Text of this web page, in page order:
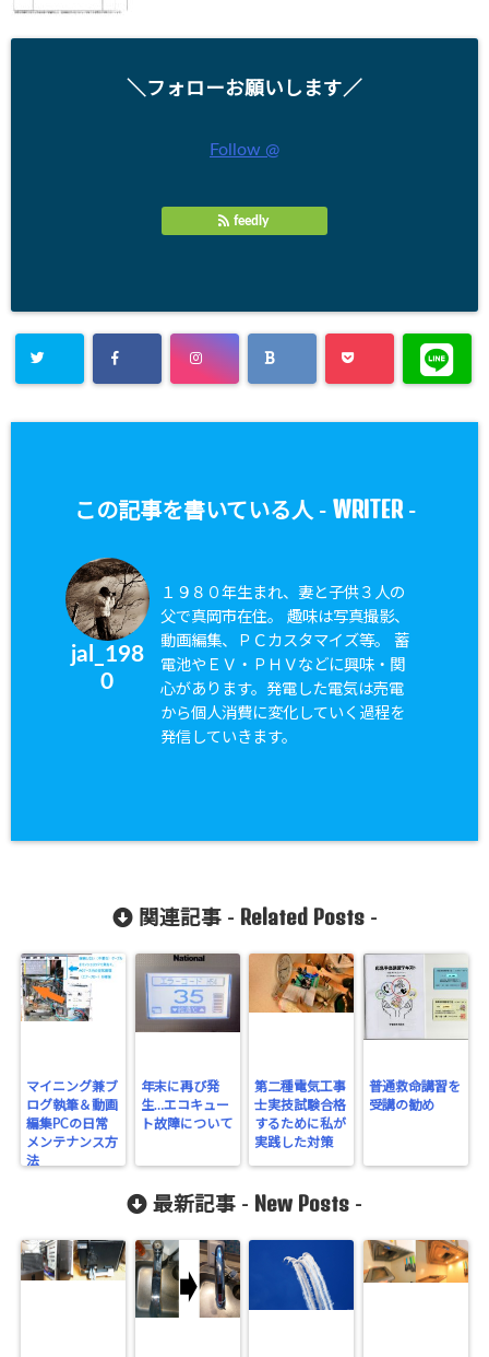
＼フォローお願いします／
Follow @
feedly
この記事を書いている人 - WRITER-
jal_198
0
１９８０年生まれ、妻と子供３人の
父で真岡市在住。 趣味は写真撮影、
動画編集、ＰＣカスタマイズ等。 蓄
電池やＥＶ・ＰＨＶなどに興味・関
心があります。発電した電気は売電
から個人消費に変化していく過程を
発信していきます。
関連記事 - Related Posts-
マイニング兼ブ
ログ執筆＆動画
編集PCの日常
メンテナンス方
法
年末に再び発
生…エコキュー
ト故障について
第二種電気工事
士実技試験合格
するために私が
実践した対策
普通救命講習を
受講の勧め
最新記事 - New Posts -